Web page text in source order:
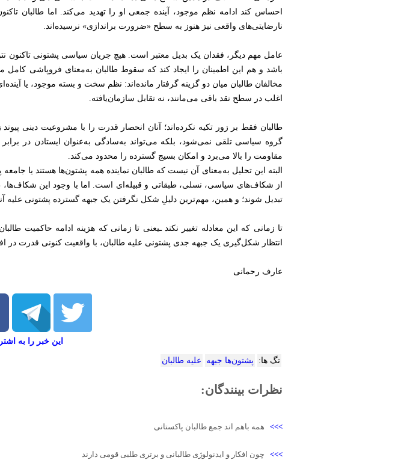
احساس کند ادامه نظم موجود، آینده جمعی او را تهدید می‌کند. اما طالبان
نارضایتی‌های واقعی نیز هنوز به سطح «ضرورت براندازی» نرسیده‌اند.
عامل مهم دیگر، فقدان یک بدیل معتبر است. هیچ جریان سیاسی پشتونی تاکنون
باشد و هم این اطمینان را ایجاد کند که سقوط طالبان به‌معنای فروپاشی کامل
مخالفان طالبان میان دو گزینه گرفتار مانده‌اند: نظم سخت و بسته موجود، یا
اغلب در سطح نقد باقی می‌مانند، نه تقابل سازمان‌یافته.
طالبان فقط بر زور تکیه نکرده‌اند؛ آنان انحصار قدرت را با مشروعیت دینی
گروه سیاسی تلقی نمی‌شود، بلکه می‌تواند به‌سادگی به‌عنوان ایستادن در
مقاومت را بالا می‌برد و امکان بسیج گسترده را محدود می‌کند.
البته این تحلیل به‌معنای آن نیست که طالبان نماینده همه پشتون‌ها هستند یا
از شکاف‌های سیاسی، نسلی، طبقاتی و قبیله‌ای است. اما با وجود این شکاف‌ها،
تبدیل شوند؛ و همین، مهم‌ترین دلیلِ شکل نگرفتن یک جبهه گسترده پشتونی علیه
تا زمانی که این معادله تغییر نکند ـیعنی تا زمانی که هزینه ادامه حاکمیت
انتظار شکل‌گیری یک جبهه جدی پشتونی علیه طالبان، با واقعیت کنونی قدرت در
عارف رحمانی
این خبر را به
تگ ها: پشتون‌ها جبهه‌ علیه طالبان
نظرات بینندگان:
>>> همه باهم اند جمع طالبان پاکستانی
>>> چون افکار و ایدنولوژی طالبانی و برتری طلبی قومی دارند